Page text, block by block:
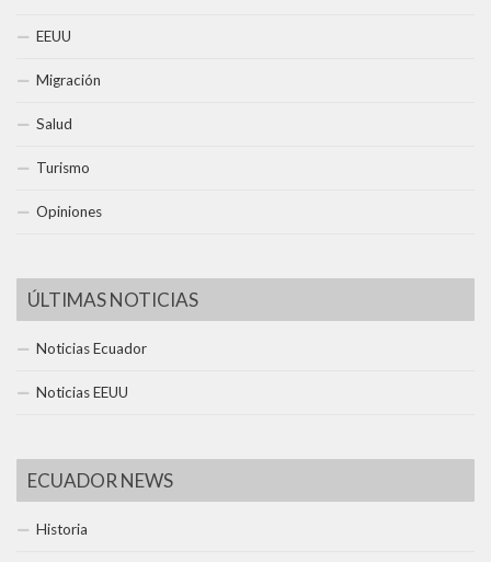
EEUU
Migración
Salud
Turismo
Opiniones
ÚLTIMAS NOTICIAS
Noticias Ecuador
Noticias EEUU
ECUADOR NEWS
Historia